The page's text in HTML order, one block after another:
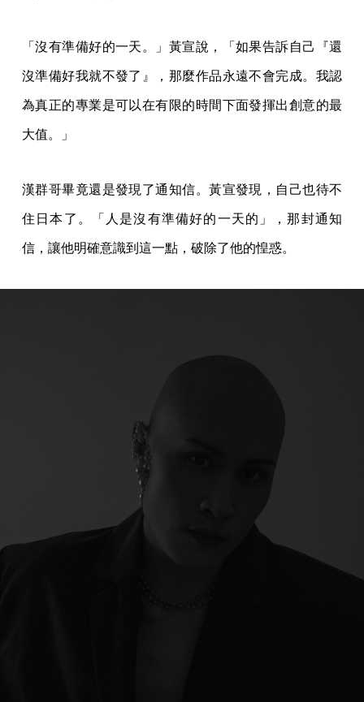
「沒有準備好的一天。」黃宣說，「如果告訴自己『還
沒準備好我就不發了』，那麼作品永遠不會完成。我認
為真正的專業是可以在有限的時間下面發揮出創意的最
大值。」
漢群哥畢竟還是發現了通知信。黃宣發現，自己也待不
住日本了。「人是沒有準備好的一天的」，那封通知
信，讓他明確意識到這一點，破除了他的惶惑。